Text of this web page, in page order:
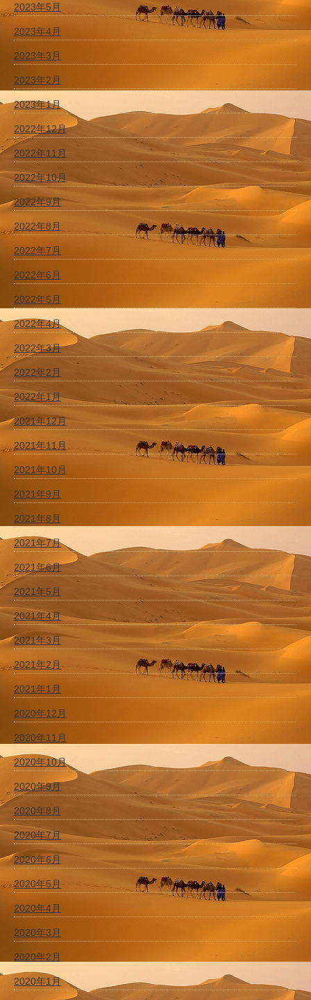
2023年5月
2023年4月
2023年3月
2023年2月
2023年1月
2022年12月
2022年11月
2022年10月
2022年9月
2022年8月
2022年7月
2022年6月
2022年5月
2022年4月
2022年3月
2022年2月
2022年1月
2021年12月
2021年11月
2021年10月
2021年9月
2021年8月
2021年7月
2021年6月
2021年5月
2021年4月
2021年3月
2021年2月
2021年1月
2020年12月
2020年11月
2020年10月
2020年9月
2020年8月
2020年7月
2020年6月
2020年5月
2020年4月
2020年3月
2020年2月
2020年1月